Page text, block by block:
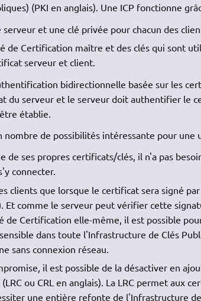
(PKI en anglais). Une ICP fonctionne
et une clé privée pour chacun des
de Certification maître et des clés qui sont
serveur et client.
bidirectionnelle basée sur les
du serveur et le serveur doit authentifier le
établie.
nombre de possibilités intéressante pour une
de ses propres certificats/clés, il n'a pas
connecter.
clients que lorsque le certificat sera signé
Et comme le serveur peut vérifier cette
de Certification elle-même, il est possible
dans toute l'Infrastructure de Clés
sans connexion réseau.
il est possible de la désactiver en
ou CRL en anglais). La LRC permet aux
une entière refonte de l'Infrastructure